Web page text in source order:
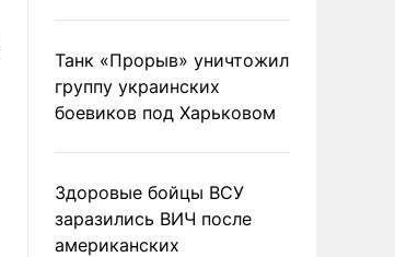
Танк «Прорыв» уничтожил
группу украинских
боевиков под Харьковом
Здоровые бойцы ВСУ
заразились ВИЧ после
американских